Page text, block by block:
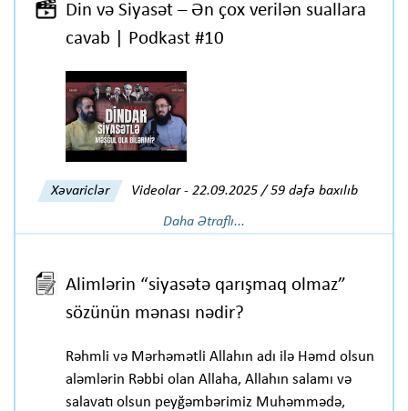
Din və Siyasət – Ən çox verilən suallara
cavab | Podkast #10
Xəvariclər Videolar- 22.09.2025 / 59 dəfə baxılıb
Daha Ətraflı...
Alimlərin “siyasətə qarışmaq olmaz”
sözünün mənası nədir?
Rəhmli və Mərhəmətli Allahın adı ilə Həmd olsun
aləmlərin Rəbbi olan Allaha, Allahın salamı və
salavatı olsun peyğəmbərimiz Muhəmmədə,